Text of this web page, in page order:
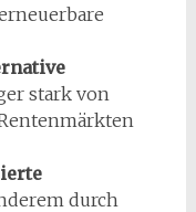
stark von
durch